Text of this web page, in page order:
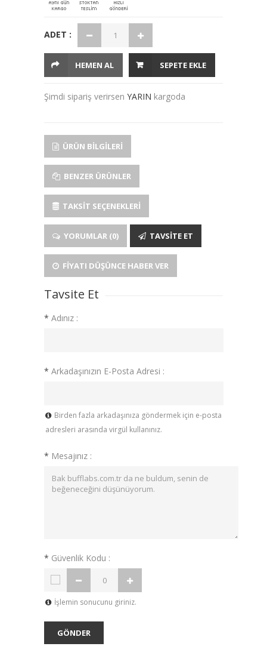
ADET :
HEMEN AL SEPETE EKLE
Şimdi sipariş verirsen YARIN kargoda
ÜRÜN BILGILERI
BENZER ÜRÜNLER
TAKSIT SEÇENEKLERI
YORUMLAR (0) TAVSITE ET
FIYATI DÜŞÜNCE HABER VER
Tavsite Et
* Adınız :
* Arkadaşınızın E-Posta Adresi :
Birden fazla arkadaşınıza göndermek için e-posta
adresleri arasında virgül kullanınız.
* Mesajınız :
* Güvenlik Kodu :
İşlemin sonucunu giriniz.